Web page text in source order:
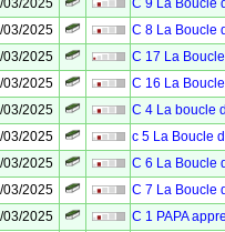
03/2025
C 9 La Boucle
03/2025
C 8 La Boucle
03/2025
C 17 La
03/2025
C 16 La
03/2025
C 4 La boucle
03/2025
c 5 La Boucle
03/2025
C 6 La Boucle
03/2025
C 7 La Boucle
03/2025
C 1 PAPA